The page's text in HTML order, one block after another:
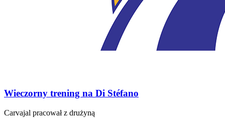
Wieczorny trening na Di Stéfano
Carvajal pracował z drużyną